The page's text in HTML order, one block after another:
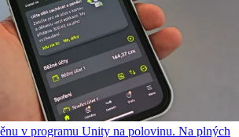
v programu Unity na polovinu. Na plných